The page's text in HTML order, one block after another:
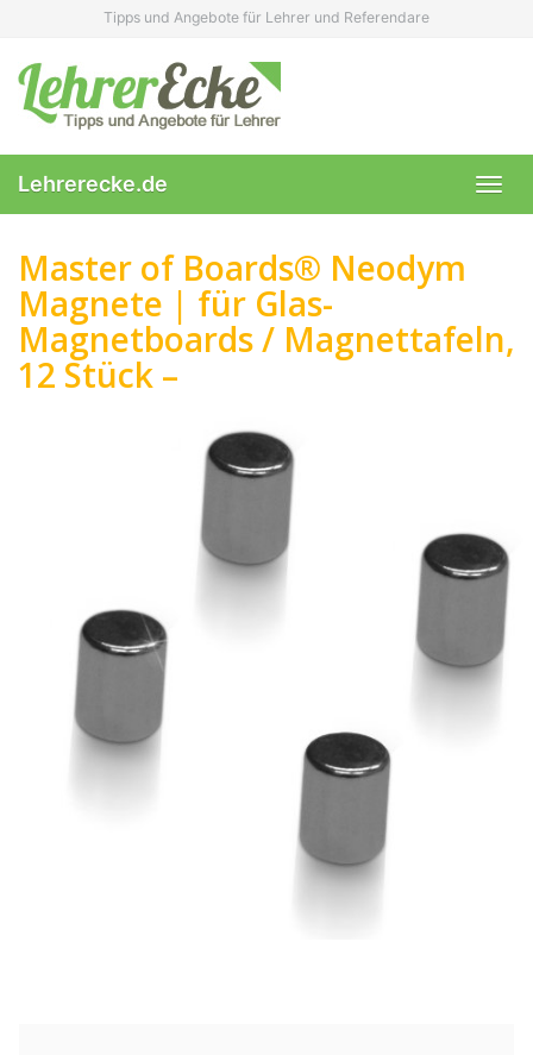
content
Tipps und Angebote für Lehrer und Referendare
Lehrerecke.de
Master of Boards® Neodym
Magnete | für Glas-
Magnetboards / Magnettafeln,
12 Stück –